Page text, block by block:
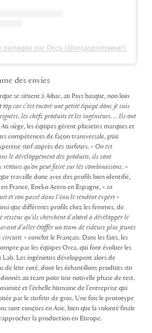
partagée par Orca (@orcasportswear)
des envies
se situent à Aibar, au Pays basque, non loin
top car c’est encore une petite équipe donc je suis
les chefs produits et les ingénieurs… Ils ont
Au siège, les équipes gèrent plusieurs marques et
compétences de façon transversale, puis
surf auprès des surfeurs. « On est
le développement des produits, ils sont
qu’on peut faire sur les combinaisons. »
travaille donc avec des profils bien identifié,
France, Eneko Acero en Espagne, « sa
et son passé dans l’eau le rendent expert»
que différents profils chez les femmes, de
ressens qu’ils cherchent d’abord à développer le
d’aller étoffer un team de rideurs plus jeunes
circuits » conclut le Français. Dans les faits, les
par les équipes Orca, qui font évoluer les
Lab. Les ingénieurs développent alors de
de leur coté, dont les échantillons produits sur
au team pour une nouvelle phase de test.
et l’échelle humaine de l’entreprise qui
par le surfeur de gros. Une fois le prototype
sont conçues en Asie, bien que la volonté finale
la production en Europe.